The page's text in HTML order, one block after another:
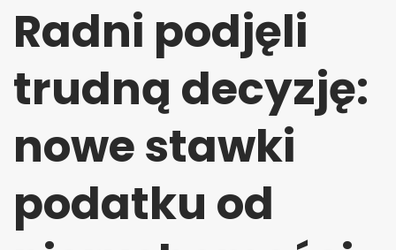
Radni podjęli
trudną decyzję:
nowe stawki
podatku od